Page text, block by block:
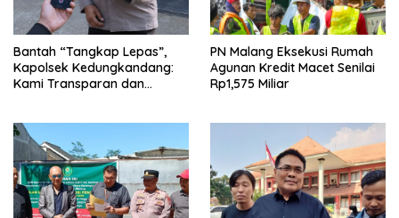
Bantah “Tangkap Lepas”,
Kapolsek Kedungkandang:
Kami Transparan dan
PN Malang Eksekusi Rumah
Agunan Kredit Macet Senilai
Rp1,575 Miliar